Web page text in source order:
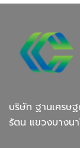
บริษัท ฐานเศรษ
รัตน แขวงบางน